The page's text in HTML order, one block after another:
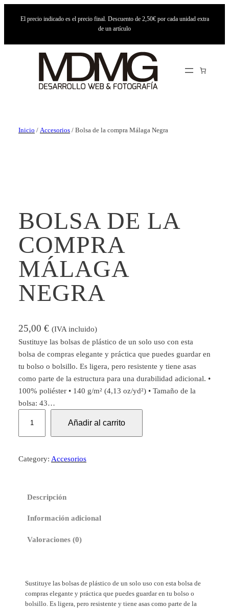
El precio indicado es el precio final. Descuento de 2,50€ por cada unidad extra
de un artículo
Inicio / Accesorios / Bolsa de la compra Málaga Negra
BOLSA DE LA
COMPRA
MÁLAGA
NEGRA
25,00 € (IVA incluido)
Sustituye las bolsas de plástico de un solo uso con esta
bolsa de compras elegante y práctica que puedes guardar en
tu bolso o bolsillo. Es ligera, pero resistente y tiene asas
como parte de la estructura para una durabilidad adicional. •
100% poliéster • 140 g/m² (4,13 oz/yd²) • Tamaño de la
bolsa: 43…
l
a
Añadir al carrito
Category: Accesorios
Descripción
Información adicional
Valoraciones (0)
Sustituye las bolsas de plástico de un solo uso con esta bolsa de
compras elegante y práctica que puedes guardar en tu bolso o
bolsillo. Es ligera, pero resistente y tiene asas como parte de la